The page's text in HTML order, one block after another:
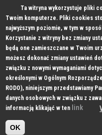
Ta witryna wykorzystuje pliki
Twoim komputerze. Pliki cookies
najwyższym poziomie, w tym w
Korzystanie z witryny bez zmiany
będą one zamieszczane w Twoim
możesz dokonać zmiany ustawień
związku z nowymi wymaganiami
określonymi w Ogólnym
RODO), niniejszym przedstawiamy
danych osobowych w związku z
informacją klikająć w ten link
OK